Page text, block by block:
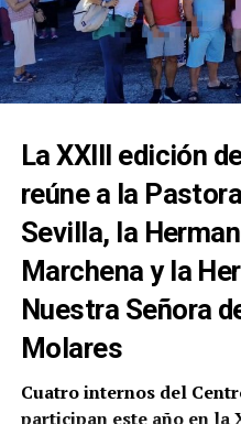
La XXIII edición
reúne a la
Sevilla, la
Marchena y la
Nuestra Señora
Molares
Cuatro internos del
participan este año en la